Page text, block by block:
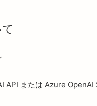
API または Azure